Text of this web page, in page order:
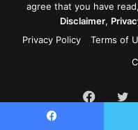
agree that you have
Disclaimer,
Privacy Policy
Terms of